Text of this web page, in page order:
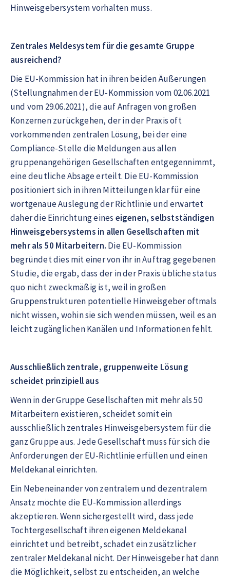
Hinweisgebersystem vorhalten muss.
Zentrales Meldesystem für die gesamte Gruppe
ausreichend?
Die EU-Kommission hat in ihren beiden Äußerungen
(Stellungnahmen der EU-Kommission vom 02.06.2021
und vom 29.06.2021), die auf Anfragen von großen
Konzernen zurückgehen, der in der Praxis oft
vorkommenden zentralen Lösung, bei der eine
Compliance-Stelle die Meldungen aus allen
gruppenangehörigen Gesellschaften entgegennimmt,
eine deutliche Absage erteilt. Die EU-Kommission
positioniert sich in ihren Mitteilungen klar für eine
wortgenaue Auslegung der Richtlinie und erwartet
daher die Einrichtung eines eigenen, selbstständigen
Hinweisgebersystems in allen Gesellschaften mit
mehr als 50 Mitarbeitern. Die EU-Kommission
begründet dies mit einer von ihr in Auftrag gegebenen
Studie, die ergab, dass der in der Praxis übliche status
quo nicht zweckmäßig ist, weil in großen
Gruppenstrukturen potentielle Hinweisgeber oftmals
nicht wissen, wohin sie sich wenden müssen, weil es an
leicht zugänglichen Kanälen und Informationen fehlt.
Ausschließlich zentrale, gruppenweite Lösung
scheidet prinzipiell aus
Wenn in der Gruppe Gesellschaften mit mehr als 50
Mitarbeitern existieren, scheidet somit ein
ausschließlich zentrales Hinweisgebersystem für die
ganz Gruppe aus. Jede Gesellschaft muss für sich die
Anforderungen der EU-Richtlinie erfüllen und einen
Meldekanal einrichten.
Ein Nebeneinander von zentralem und dezentralem
Ansatz möchte die EU-Kommission allerdings
akzeptieren. Wenn sichergestellt wird, dass jede
Tochtergesellschaft ihren eigenen Meldekanal
einrichtet und betreibt, schadet ein zusätzlicher
zentraler Meldekanal nicht. Der Hinweisgeber hat dann
die Möglichkeit, selbst zu entscheiden, an welche